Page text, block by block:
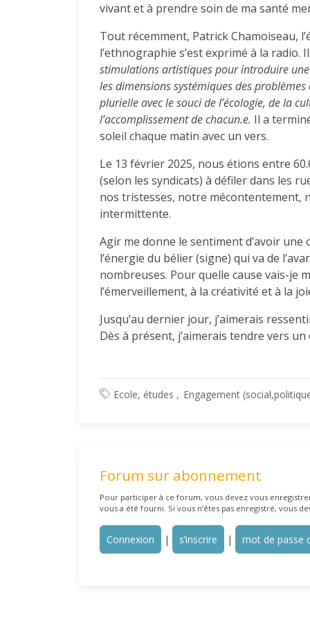
vivant et à prendre soin de ma santé
Tout récemment, Patrick Chamoiseau,
l’ethnographie s’est exprimé à la radio.
stimulations artistiques pour introduire
les dimensions systémiques des
plurielle avec le souci de l’écologie, de la
l’accomplissement de chacun.e. Il a
soleil chaque matin avec un vers.
Le 13 février 2025, nous étions entre
(selon les syndicats) à défiler dans les
nos tristesses, notre mécontentement,
intermittente.
Agir me donne le sentiment d’avoir une
l’énergie du bélier (signe) qui va de
nombreuses. Pour quelle cause vais-je
l’émerveillement, à la créativité et à la
Jusqu’au dernier jour, j’aimerais
Dès à présent, j’aimerais tendre vers
Ecole, études Engagement
Forum sur abonnement
Pour participer à ce forum, vous devez vous
vous a été fourni. Si vous n’êtes pas enregistré, vous
Connexion | s’inscrire | mot de passe